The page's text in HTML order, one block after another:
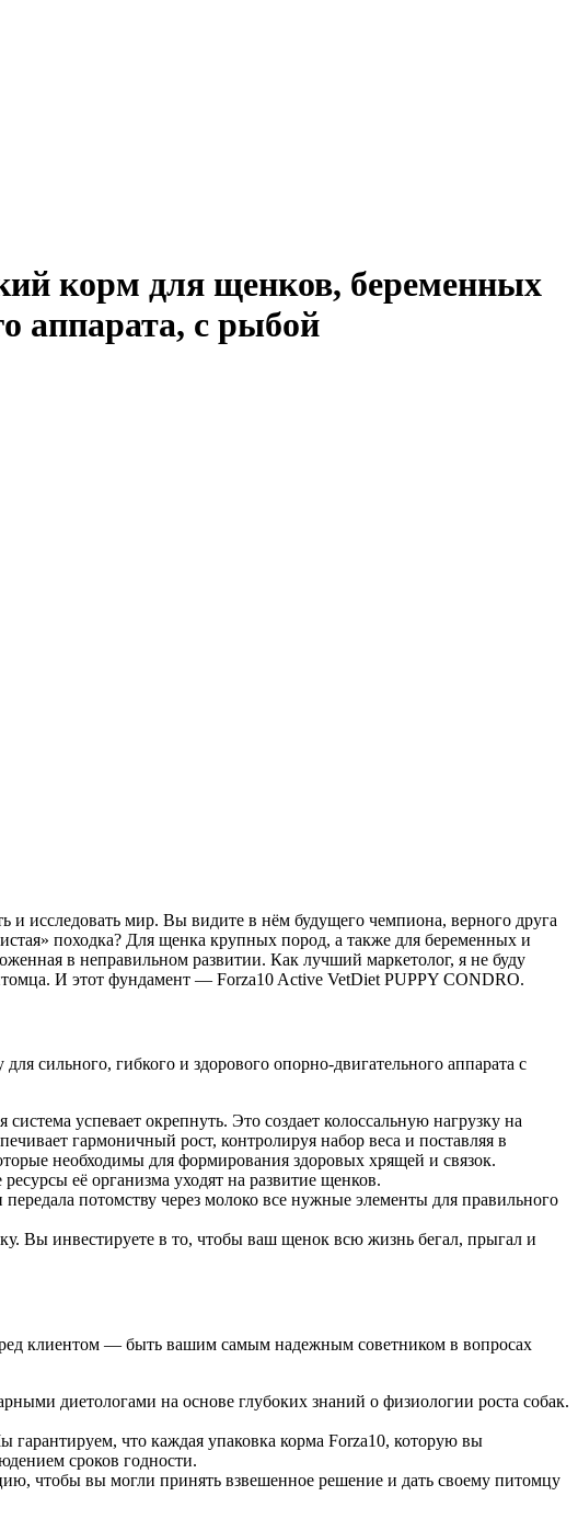
корм для щенков, беременных
аппарата, с рыбой
исследовать мир. Вы видите в нём будущего чемпиона, верного друга
походка? Для щенка крупных пород, а также для беременных и
в неправильном развитии. Как лучший маркетолог, я не буду
И этот фундамент — Forza10 Active VetDiet PUPPY CONDRO.
сильного, гибкого и здорового опорно-двигательного аппарата с
успевает окрепнуть. Это создает колоссальную нагрузку на
гармоничный рост, контролируя набор веса и поставляя в
необходимы для формирования здоровых хрящей и связок.
её организма уходят на развитие щенков.
потомству через молоко все нужные элементы для правильного
Вы инвестируете в то, чтобы ваш щенок всю жизнь бегал, прыгал и
клиентом — быть вашим самым надежным советником в вопросах
диетологами на основе глубоких знаний о физиологии роста собак.
что каждая упаковка корма Forza10, которую вы
сроков годности.
чтобы вы могли принять взвешенное решение и дать своему питомцу